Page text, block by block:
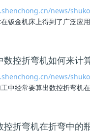
news/
金机床上得到了广泛应用
数控折弯机如何来计
news/
经常要算出数控折弯机在
控折弯机在折弯中的